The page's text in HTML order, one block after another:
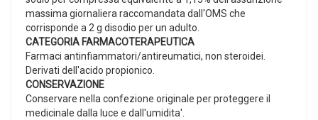
massima giornaliera raccomandata dall'OMS che
corrisponde a 2 g disodio per un adulto.
CATEGORIA FARMACOTERAPEUTICA
Farmaci antinfiammatori/antireumatici, non steroidei.
Derivati dell'acido propionico.
CONSERVAZIONE
Conservare nella confezione originale per proteggere il
medicinale dalla luce e dall'umidita'.